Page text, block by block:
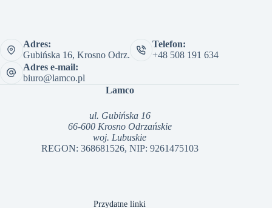
Adres:
Gubińska 16, Krosno Odrz.
Telefon:
+48 508 191 634
Adres e-mail:
biuro@lamco.pl
Lamco
ul. Gubińska 16
66-600 Krosno Odrzańskie
woj. Lubuskie
REGON: 368681526, NIP: 9261475103
Przydatne linki